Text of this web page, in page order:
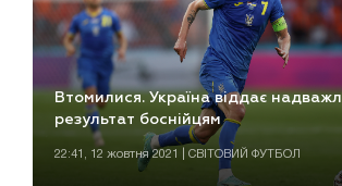
Втомилися. Україна віддає
результат боснійцям
22:41, 12 жовтня 2021 | СВІТОВИЙ ФУТБОЛ